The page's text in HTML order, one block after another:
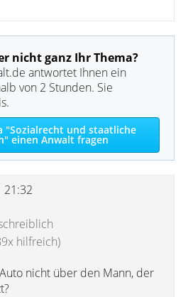
nicht ganz Ihr Thema?
antwortet Ihnen ein
von 2 Stunden. Sie
"Sozialrecht und staatliche
einen Anwalt fragen
hilfreich)
nicht über den Mann, der